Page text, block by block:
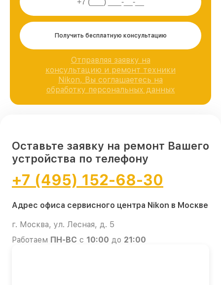
Получить бесплатную консультацию
Отправляя заявку на
консультацию и ремонт техники
Nikon, Вы соглашаетесь на
обработку персональных данных
Оставьте заявку на ремонт Вашего
устройства по телефону
+7 (495) 152-68-30
Адрес офиса сервисного центра Nikon в Москве
г. Москва, ул. Лесная, д. 5
Работаем ПН-ВС с 10:00 до 21:00